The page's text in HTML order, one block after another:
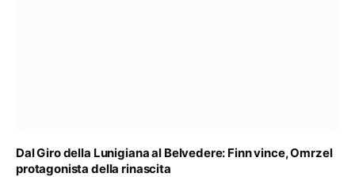
Dal Giro della Lunigiana al Belvedere: Finn vince, Omrzel
protagonista della rinascita